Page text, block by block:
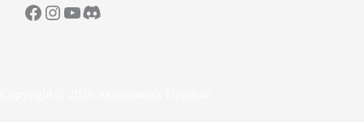
Facebook
Instagram
YouTube
Discord